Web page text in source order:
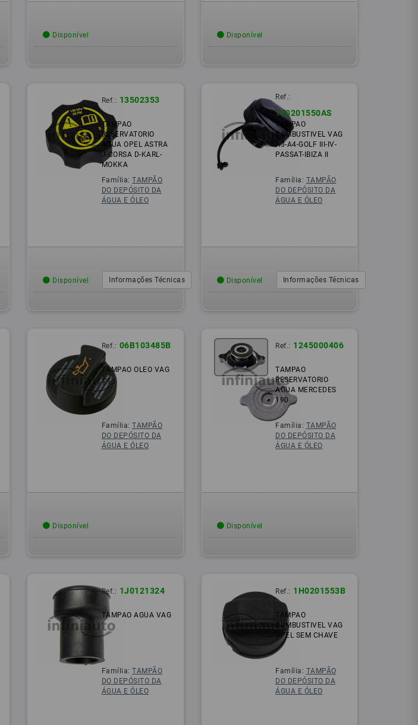
Disponível Disponível
Ref.: 13502353
TAMPAO
RESERVATORIO
AGUA OPEL ASTRA
J-CORSA D-KARL-
MOKKA
Família:TAMPÃO
DO DEPÓSITO DA
ÁGUA E ÓLEO
Disponível Informações Técnicas
Ref.:
1J0201550AS
TAMPAO
COMBUSTIVEL VAG
A3-A4-GOLF III-IV-
PASSAT-IBIZA II
Família: TAMPÃO
DO DEPÓSITO DA
ÁGUA E ÓLEO
Disponível Informações Técnicas
Ref.: 06B103485B
TAMPAO OLEO VAG
Família:TAMPÃO
DO DEPÓSITO DA
ÁGUA E ÓLEO
Disponível
Ref.: 1245000406
TAMPAO
RESERVATORIO
AGUA MERCEDES
190
Família: TAMPÃO
DO DEPÓSITO DA
ÁGUA E ÓLEO
Disponível
Ref.: 1J0121324
TAMPAO AGUA VAG
Família:TAMPÃO
DO DEPÓSITO DA
ÁGUA E ÓLEO
Ref.: 1H0201553B
TAMPAO
COMBUSTIVEL VAG
OPEL SEM CHAVE
Família: TAMPÃO
DO DEPÓSITO DA
ÁGUA E ÓLEO